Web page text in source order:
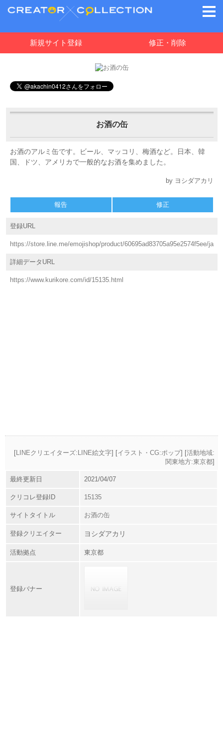
新規サイト登録 修正・削除
お酒の缶
お酒のアルミ缶です。ビール、マッコリ、梅酒など。日本、韓
国、ドツ、アメリカで一般的なお酒を集めました。
by ヨシダアカリ
報告 修正
登録URL
https://store.line.me/emojishop/product/60695ad83705a95e2574f5ee/ja
詳細データURL
https://www.kurikore.com/id/15135.html
[LINEクリエイターズ:LINE絵文字] [イラスト・CG:ポップ] [活動地域:
関東地方:東京都]
最終更新日 2021/04/07
クリコレ登録ID 15135
サイトタイトル お酒の缶
登録クリエイター ヨシダアカリ
活動拠点 東京都
登録バナー